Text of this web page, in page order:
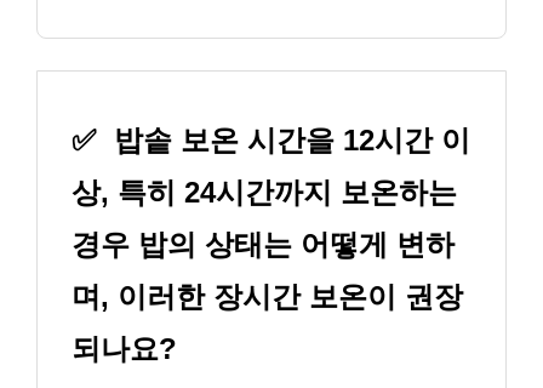
✅
밥솥 보온 시간을 12시간 이
상, 특히 24시간까지 보온하는
경우 밥의 상태는 어떻게 변하
며, 이러한 장시간 보온이 권장
되나요?